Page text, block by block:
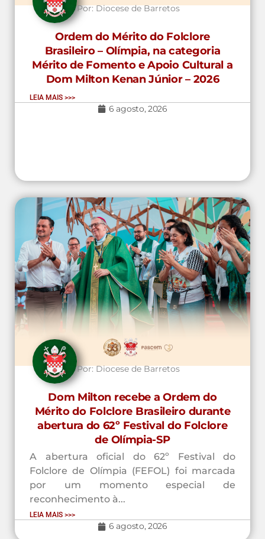
Por:Diocese de Barretos
Ordem do Mérito do Folclore
Brasileiro – Olímpia, na categoria
Mérito de Fomento e Apoio Cultural a
Dom Milton Kenan Júnior – 2026
LEIA MAIS >>>
6 agosto, 2026
Por:Diocese de Barretos
Dom Milton recebe a Ordem do
Mérito do Folclore Brasileiro durante
abertura do 62º Festival do Folclore
de Olímpia-SP
A abertura oficial do 62º Festival do
Folclore de Olímpia (FEFOL) foi marcada
por um momento especial de
reconhecimento à...
LEIA MAIS >>>
6 agosto, 2026